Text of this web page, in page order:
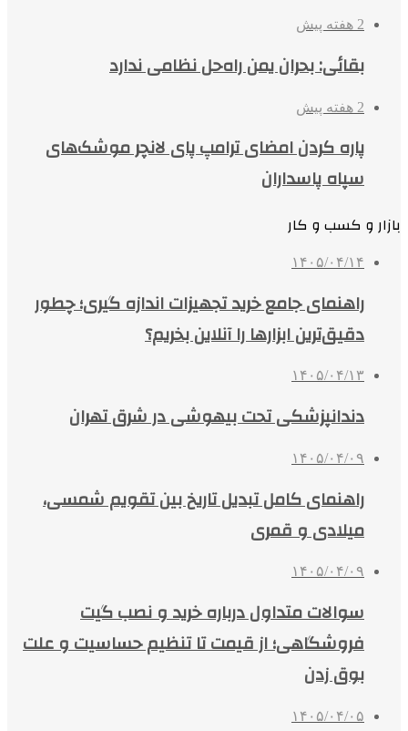
2 هفته پیش
بقائی: بحران یمن راه‌حل نظامی ندارد
2 هفته پیش
پاره کردن امضای ترامپ پای لانچر موشک‌های
سپاه پاسداران
بازار و کسب و کار
۱۴۰۵/۰۴/۱۴
راهنمای جامع خرید تجهیزات اندازه گیری؛ چطور
دقیق‌ترین ابزارها را آنلاین بخریم؟
۱۴۰۵/۰۴/۱۳
دندانپزشکی تحت بیهوشی در شرق تهران
۱۴۰۵/۰۴/۰۹
راهنمای کامل تبدیل تاریخ بین تقویم شمسی،
میلادی و قمری
۱۴۰۵/۰۴/۰۹
سوالات متداول درباره خرید و نصب گیت
فروشگاهی؛ از قیمت تا تنظیم حساسیت و علت
بوق زدن
۱۴۰۵/۰۴/۰۵